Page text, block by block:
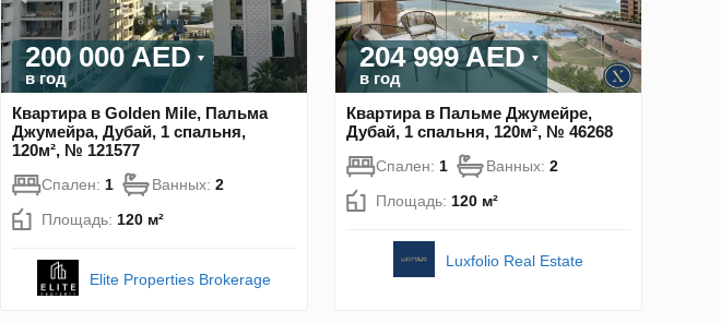
200 000 AED
в год
Квартира в Golden Mile, Пальма
Джумейра, Дубай, 1 спальня,
120м², № 121577
Спален: 1 Ванных: 2
Площадь: 120 м²
Elite Properties Brokerage
204 999 AED
в год
Квартира в Пальме Джумейре,
Дубай, 1 спальня, 120м², № 46268
Спален: 1 Ванных: 2
Площадь: 120 м²
Luxfolio Real Estate